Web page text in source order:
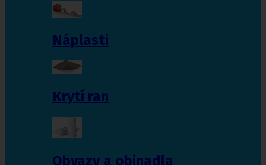
Náplasti
Krytí ran
Obvazy a obinadla